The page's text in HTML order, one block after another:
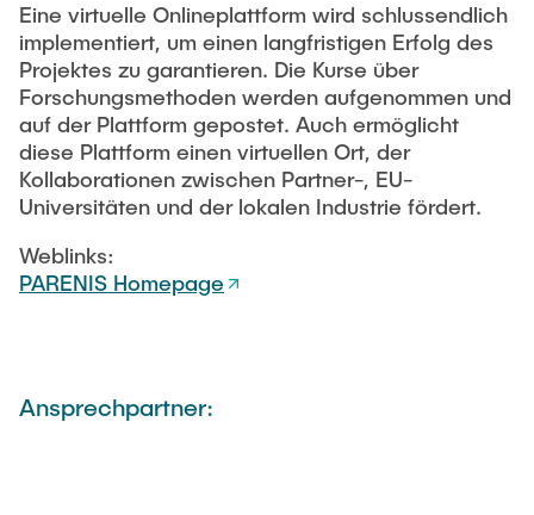
Eine virtuelle Onlineplattform wird schlussendlich
implementiert, um einen langfristigen Erfolg des
Projektes zu garantieren. Die Kurse über
Forschungsmethoden werden aufgenommen und
auf der Plattform gepostet. Auch ermöglicht
diese Plattform einen virtuellen Ort, der
Kollaborationen zwischen Partner-, EU-
Universitäten und der lokalen Industrie fördert.
Weblinks:
PARENIS Homepage
Ansprechpartner: